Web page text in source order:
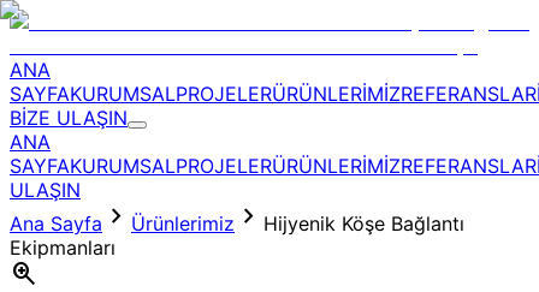
ANA
SAYFAKURUMSALPROJELERÜRÜNLERİMİZREFERANSLAR
BİZE ULAŞIN
ANA
SAYFAKURUMSALPROJELERÜRÜNLERİMİZREFERANSLAR
ULAŞIN
Ana Sayfa chevron_right Ürünlerimiz chevron_right Hijyenik Köşe Bağlantı
Ekipmanları
zoom_in